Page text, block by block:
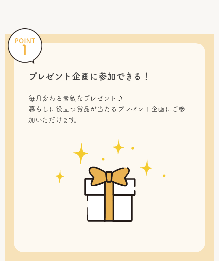
プレゼント企画に参加できる！
毎月変わる素敵なプレゼント♪
暮らしに役立つ賞品が当たるプレゼント企画にご参
加いただけます。